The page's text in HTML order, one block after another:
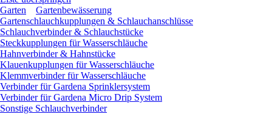
Garten
Gartenbewässerung
Gartenschlauchkupplungen & Schlauchanschlüsse
Schlauchverbinder & Schlauchstücke
Steckkupplungen für Wasserschläuche
Hahnverbinder & Hahnstücke
Klauenkupplungen für Wasserschläuche
Klemmverbinder für Wasserschläuche
Verbinder für Gardena Sprinklersystem
Verbinder für Gardena Micro Drip System
Sonstige Schlauchverbinder